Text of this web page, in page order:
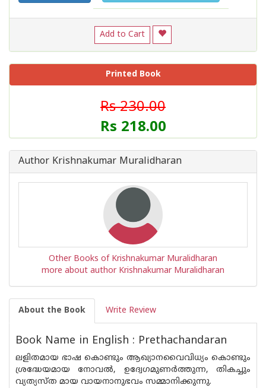
Add to Cart
Printed Book
Rs 230.00
Rs 218.00
Author Krishnakumar Muralidharan
Other Books of Krishnakumar Muralidharan
more about author Krishnakumar Muralidharan
About the Book Write Review
Book Name in English : Prethachandaran
ലളിതമായ ഭാഷ കൊണ്ടും ആഖ്യാനവൈവിധ്യം കൊണ്ടും
ശ്രദ്ധേയമായ നോവൽ, ഉദ്വേഗമുണർത്തുന്ന, തികച്ചും
വ്യത്യസ്‌ത മായ വായനാനുഭവം സമ്മാനിക്കുന്നു.